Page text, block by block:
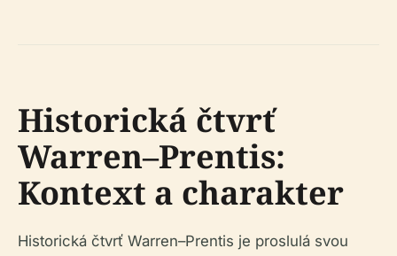
Historická čtvrť
Warren–Prentis:
Kontext a charakter
Historická čtvrť Warren–Prentis je proslulá svou